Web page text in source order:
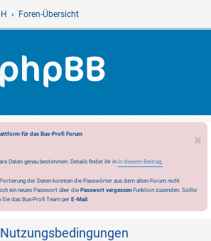
Foren-Übersicht
für das Bus-Profi Forum
Daten genau bestimmen. Details findet ihr in in diesem Beitrag.
der Daten konnten die Passwörter aus dem alten Forum nicht
ein neues Passwort über die Passwort vergessen Funktion zusenden. Sollte
das Bus-Profi Team perE-Mail.